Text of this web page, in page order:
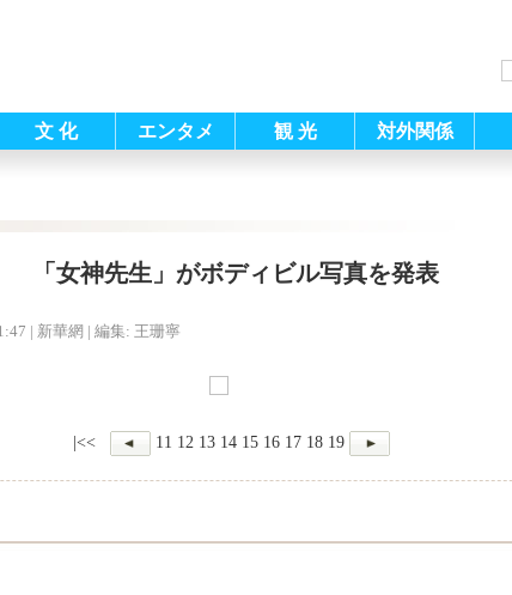
文 化 エンタメ 観 光 対外関係
「女神先生」がボディビル写真を発表
| 新華網 | 編集: 王珊寧
|<< 11 12 13 14 15 16 17 18 19